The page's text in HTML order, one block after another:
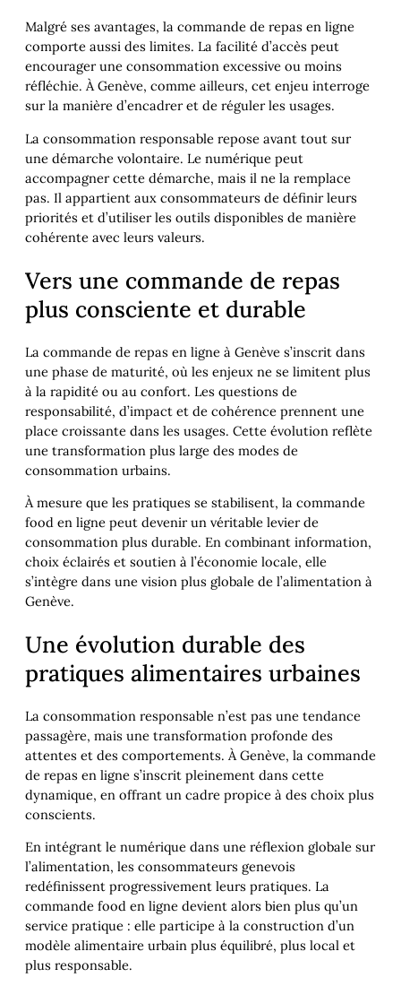
Malgré ses avantages, la commande de repas en ligne
comporte aussi des limites. La facilité d’accès peut
encourager une consommation excessive ou moins
réfléchie. À Genève, comme ailleurs, cet enjeu interroge
sur la manière d’encadrer et de réguler les usages.
La consommation responsable repose avant tout sur
une démarche volontaire. Le numérique peut
accompagner cette démarche, mais il ne la remplace
pas. Il appartient aux consommateurs de définir leurs
priorités et d’utiliser les outils disponibles de manière
cohérente avec leurs valeurs.
Vers une commande de repas
plus consciente et durable
La commande de repas en ligne à Genève s’inscrit dans
une phase de maturité, où les enjeux ne se limitent plus
à la rapidité ou au confort. Les questions de
responsabilité, d’impact et de cohérence prennent une
place croissante dans les usages. Cette évolution reflète
une transformation plus large des modes de
consommation urbains.
À mesure que les pratiques se stabilisent, la commande
food en ligne peut devenir un véritable levier de
consommation plus durable. En combinant information,
choix éclairés et soutien à l’économie locale, elle
s’intègre dans une vision plus globale de l’alimentation à
Genève.
Une évolution durable des
pratiques alimentaires urbaines
La consommation responsable n’est pas une tendance
passagère, mais une transformation profonde des
attentes et des comportements. À Genève, la commande
de repas en ligne s’inscrit pleinement dans cette
dynamique, en offrant un cadre propice à des choix plus
conscients.
En intégrant le numérique dans une réflexion globale sur
l’alimentation, les consommateurs genevois
redéfinissent progressivement leurs pratiques. La
commande food en ligne devient alors bien plus qu’un
service pratique : elle participe à la construction d’un
modèle alimentaire urbain plus équilibré, plus local et
plus responsable.